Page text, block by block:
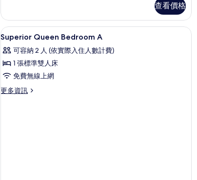
39-
49in
/
100-
125cm)
的
所
房,
非
吸
房
(Large
single
Bed
39-
49in
查看價格
顯
示
Superior
Queen
Bedroom
A
1
Superior Queen Bedroom A
可容納 2 人 (依實際入住人數計費)
1 張標準雙人床
免費無線上網
更多資訊
更